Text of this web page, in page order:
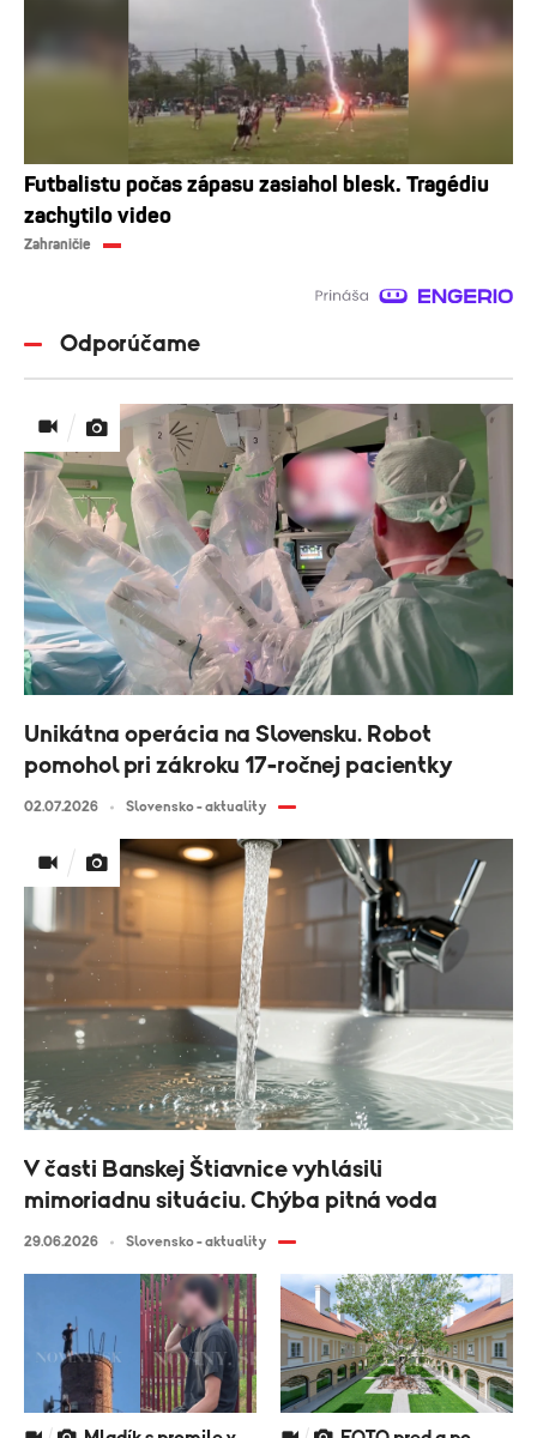
Futbalistu počas zápasu zasiahol blesk. Tragédiu
zachytilo video
Zahraničie
Odporúčame
Unikátna operácia na Slovensku. Robot
pomohol pri zákroku 17-ročnej pacientky
02.07.2026 Slovensko - aktuality
V časti Banskej Štiavnice vyhlásili
mimoriadnu situáciu. Chýba pitná voda
29.06.2026 Slovensko - aktuality